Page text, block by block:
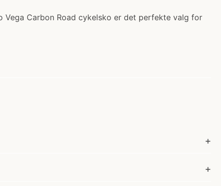
Vega Carbon Road cykelsko er det perfekte valg for